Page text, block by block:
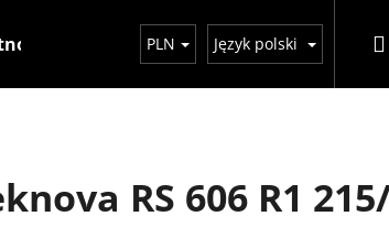
Jak dokonywać zakupów GDPR
PLN Język polski
RS 606 R1